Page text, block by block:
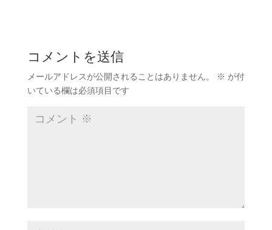
コメントを送信
メールアドレスが公開されることはありません。 ※ が付
いている欄は必須項目です